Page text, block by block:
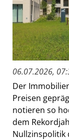
06.07.2026,
Der
Preisen
notieren so
dem
Nullzinspolitik